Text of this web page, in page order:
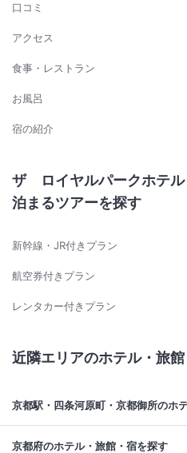
口コミ
アクセス
食事・レストラン
お風呂
宿の紹介
ザ ロイヤルパークホテ
泊まるツアーを探す
新幹線・JR付きプラン
航空券付きプラン
レンタカー付きプラン
近隣エリアのホテル・旅
京都駅・四条河原町・京都御所のホ
京都府のホテル・旅館・宿を探す